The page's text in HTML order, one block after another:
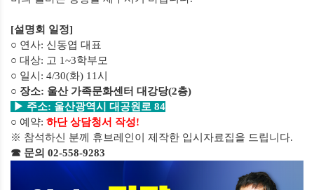
[설명회 일정]
○ 연사: 신동엽 대표
○ 대상: 고 1~3학부모
○ 일시 : 4/30(화) 11시
○ 장소: 울산 가족문화센터 대강당(2층)
▶ 주소: 울산광역시 대공원로 84
○ 예약: 하단 상담청서 작성!
※ 참석하신 분께 휴브레인이 제작한 입시자료집을 드립니다.
☎ 문의 02-558-9283